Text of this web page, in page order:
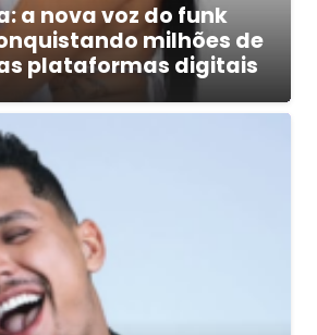
a nova voz do funk
milhões de
plataformas digitais